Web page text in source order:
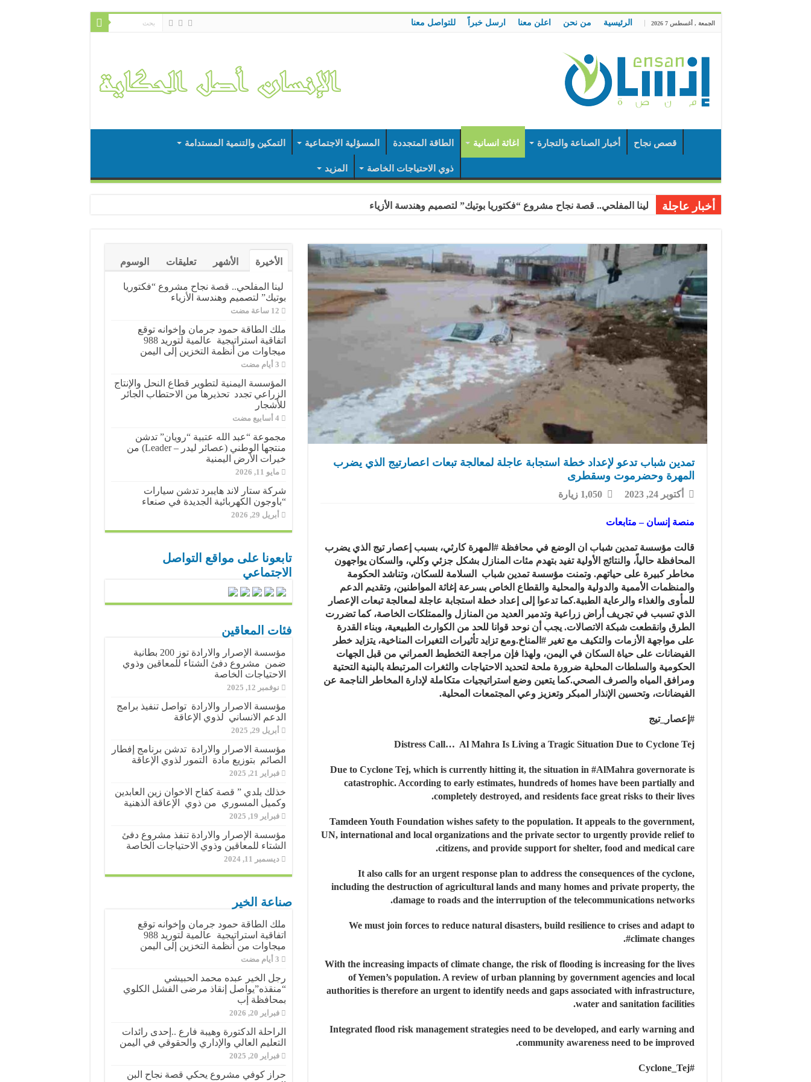
الجمعة , أغسطس 7 2026 الرئيسية من نحن اعلن معنا ارسل خبراً للتواصل معنا
قصص نجاح أخبار الصناعة والتجارة اغاثة انسانية الطاقة المتجددة المسؤلية الاجتماعية التمكين والتنمية المستدامة
ذوي الاحتياجات الخاصة المزيد
أخبار عاجلة لينا المفلحي.. قصة نجاح مشروع “فكتوريا بوتيك” لتصميم وهندسة الأزياء
تمدين شباب تدعو لإعداد خطة استجابة عاجلة لمعالجة تبعات اعصارتيج الذي يضرب
المهرة وحضرموت وسقطرى
أكتوبر 24, 2023 1,050 زيارة
منصة إنسان – متابعات
قالت مؤسسة تمدين شباب ان الوضع في محافظة #المهرة كارثي، بسبب إعصار تيج الذي يضرب
المحافظة حالياً، والنتائج الأولية تفيد بتهدم مئات المنازل بشكل جزئي وكلي، والسكان يواجهون
مخاطر كبيرة على حياتهم. وتمنت مؤسسة تمدين شباب السلامة للسكان، وتناشد الحكومة
والمنظمات الأممية والدولية والمحلية والقطاع الخاص بسرعة إغاثة المواطنين، وتقديم الدعم
للمأوى والغذاء والرعاية الطبية.كما تدعوا إلى إعداد خطة استجابة عاجلة لمعالجة تبعات الإعصار
الذي تسبب في تجريف أراض زراعية وتدمير العديد من المنازل والممتلكات الخاصة، كما تضررت
الطرق وانقطعت شبكة الاتصالات. يجب أن نوحد قوانا للحد من الكوارث الطبيعية، وبناء القدرة
على مواجهة الأزمات والتكيف مع تغير #المناخ.ومع تزايد تأثيرات التغيرات المناخية، يتزايد خطر
الفيضانات على حياة السكان في اليمن، ولهذا فإن مراجعة التخطيط العمراني من قبل الجهات
الحكومية والسلطات المحلية ضرورة ملحة لتحديد الاحتياجات والثغرات المرتبطة بالبنية التحتية
ومرافق المياه والصرف الصحي.كما يتعين وضع استراتيجيات متكاملة لإدارة المخاطر الناجمة عن
الفيضانات، وتحسين الإنذار المبكر وتعزيز وعي المجتمعات المحلية.
#إعصار_تيج
Distress Call… Al Mahra Is Living a Tragic Situation Due to Cyclone Tej
Due to Cyclone Tej, which is currently hitting it, the situation in #AlMahra governorate is
catastrophic. According to early estimates, hundreds of homes have been partially and
completely destroyed, and residents face great risks to their lives.
Tamdeen Youth Foundation wishes safety to the population. It appeals to the government,
UN, international and local organizations and the private sector to urgently provide relief to
citizens, and provide support for shelter, food and medical care.
It also calls for an urgent response plan to address the consequences of the cyclone,
including the destruction of agricultural lands and many homes and private property, the
damage to roads and the interruption of the telecommunications networks.
We must join forces to reduce natural disasters, build resilience to crises and adapt to
#climate changes.
With the increasing impacts of climate change, the risk of flooding is increasing for the lives
of Yemen’s population. A review of urban planning by government agencies and local
authorities is therefore an urgent to identify needs and gaps associated with infrastructure,
water and sanitation facilities.
Integrated flood risk management strategies need to be developed, and early warning and
community awareness need to be improved.
#Cyclone_Tej
الأخيرة الأشهر تعليقات الوسوم
لينا المفلحي.. قصة نجاح مشروع “فكتوريا
بوتيك” لتصميم وهندسة الأزياء
ملك الطاقة حمود جرمان وإخوانه توقع
اتفاقية استراتيجية عالمية لتوريد 988
ميجاوات من أنظمة التخزين إلى اليمن
المؤسسة اليمنية لتطوير قطاع النحل والإنتاج
الزراعي تجدد تحذيرها من الاحتطاب الجائر
للأشجار
مجموعة “عبد الله عتبية “رويان” تدشن
منتجها الوطني (عصائر ليدر – Leader) من
خيرات الأرض اليمنية
مايو 11, 2026
شركة ستار لاند هايبرد تدشن سيارات
“باوجون الكهربائية الجديدة في صنعاء
أبريل 29, 2026
تابعونا على مواقع التواصل
الاجتماعي
فئات المعاقين
مؤسسة الإصرار والارادة توز 200 بطانية
ضمن مشروع دفئ الشتاء للمعاقين وذوي
الاحتياجات الخاصة
نوفمبر 12, 2025
مؤسسة الاصرار والارادة تواصل تنفيذ برامج
الدعم الانساني لذوي الإعاقة
أبريل 29, 2025
مؤسسة الاصرار والارادة تدشن برنامج إفطار
الصائم بتوزيع مادة التمور لذوي الإعاقة
فبراير 21, 2025
خذلك بلدي ” قصة كفاح الاخوان زين العابدين
وكميل المسوري من ذوي الإعاقة الذهنية
فبراير 19, 2025
مؤسسة الإصرار والارادة تنفذ مشروع دفئ
الشتاء للمعاقين وذوي الاحتياجات الخاصة
ديسمبر 11, 2024
صناعة الخير
ملك الطاقة حمود جرمان وإخوانه توقع
اتفاقية استراتيجية عالمية لتوريد 988
ميجاوات من أنظمة التخزين إلى اليمن
رجل الخير عبده محمد الحبيشي
“منقذه”يواصل إنقاذ مرضى الفشل الكلوي
بمحافظة إب
فبراير 20, 2026
الراحلة الدكتورة وهيبة فارع ..إحدى رائدات
التعليم العالي والإداري والحقوقي في اليمن
فبراير 20, 2025
حراز كوفي مشروع يحكي قصة نجاح البن